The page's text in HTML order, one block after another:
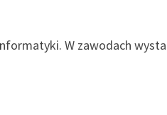
W zawodach